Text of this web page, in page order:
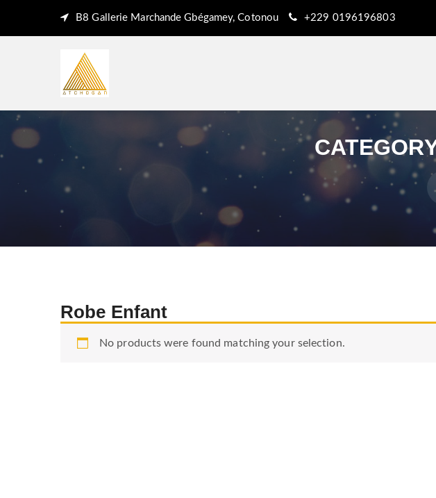
B8 Gallerie Marchande Gbégamey, Cotonou +229 0196196803
Robe Enfant
No products were found matching your selection.